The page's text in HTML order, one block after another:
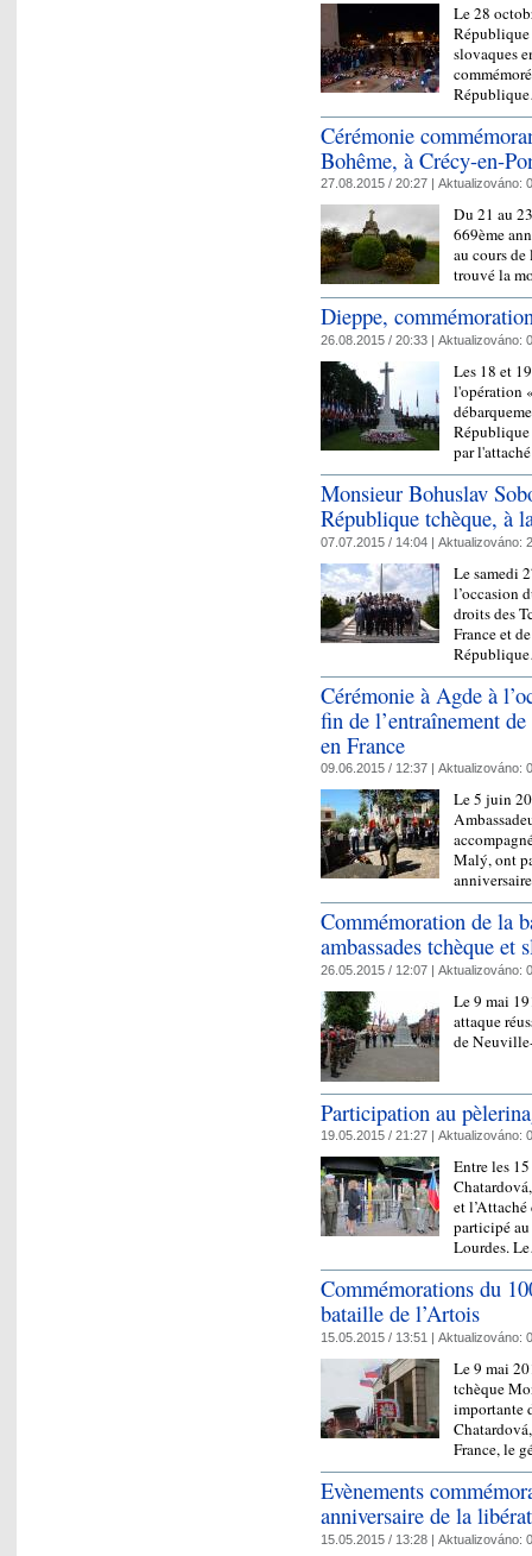
Le 28
République
slovaques
Cérémonie
Bohême, à Crécy-en-
27.08.2015 / 20:27 | Aktualizováno:
Du 21 au
669ème
au cours
trouvé la
Dieppe,
26.08.2015 / 20:33 | Aktualizováno:
Les 18 et
l'opération
République
par
Monsieur Bohuslav
République tchèque, à
07.07.2015 / 14:04 | Aktualizováno:
Le samedi
l’occasion
droits des
France et
Cérémonie à Agde à
fin de l’entraînement
en France
09.06.2015 / 12:37 | Aktualizováno:
Le 5 juin
Malý, ont
Commémoration de la
ambassades tchèque et
26.05.2015 / 12:07 | Aktualizováno:
Le 9 mai
attaque
de
Participation au
19.05.2015 / 21:27 | Aktualizováno:
Entre les
et
participé
Lourdes.
Commémorations du
bataille de l’Artois
15.05.2015 / 13:51 | Aktualizováno:
Le 9 mai
tchèque
importante
France, le
Evènements
anniversaire de la
15.05.2015 / 13:28 | Aktualizováno: